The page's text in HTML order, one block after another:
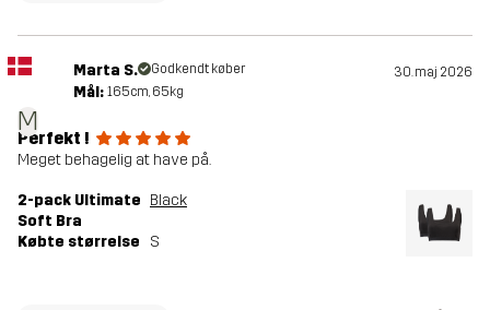
M
Marta S. Godkendt køber 30. maj 2026
Mål: 165cm, 65kg
Perfekt !
Meget behagelig at have på.
2-pack Ultimate
Soft Bra
Black
Købte størrelse S